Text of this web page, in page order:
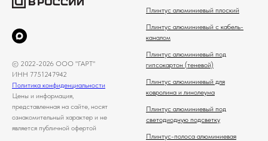
© 2022-2026 ООО "ГАРТ"
ИНН 7751247942
Политика конфиденциальности
Цены и информация,
представленная на сайте, носят
ознакомительный характер и не
является публичной офертой
Плинтус алюминиевый плоский
Плинтус алюминиевый с кабель-
каналом
Плинтус алюминиевый под
гипсокартон (теневой)
Плинтус алюминиевый для
ковролина и линолеума
Плинтус алюминиевый под
светодиодную подсветку
Плинтус-полоса алюминиевая